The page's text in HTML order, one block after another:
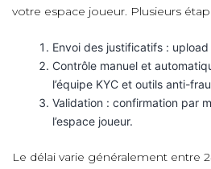
votre espace joueur. Plusieurs
Envoi des justificatifs :
Contrôle manuel et
l’équipe KYC et outils anti-
Validation : confirmation par
l’espace joueur.
Le délai varie généralement entre